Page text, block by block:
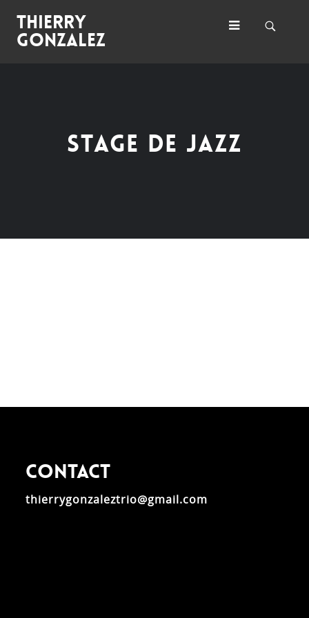
Thierry
Gonzalez
STAGE DE JAZZ
Contact
thierrygonzaleztrio@gmail.com